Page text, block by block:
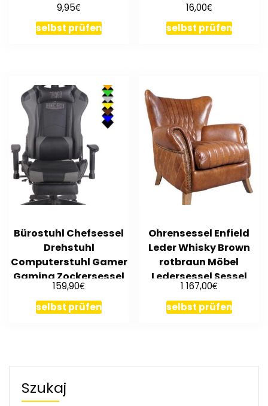
9,95€
selbst prüfen
16,00€
selbst prüfen
Bürostuhl Chefsessel
Drehstuhl
Computerstuhl Gamer
Gaming Zockersessel
NEU
159,90€
selbst prüfen
Ohrensessel Enfield
Leder Whisky Brown
rotbraun Möbel
Ledersessel Sessel
1 167,00€
selbst prüfen
Szukaj